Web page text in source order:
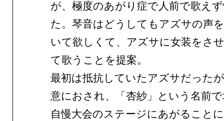
が、極度のあがり症で人前で歌え
た。琴音はどうしてもアズサの声
いて欲しくて、アズサに女装をさ
て歌うことを提案。
最初は抵抗していたアズサだった
意におされ、「杏紗」という名前
自慢大会のステージにあがること